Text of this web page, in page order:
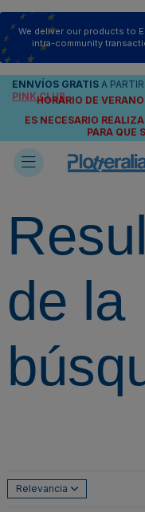
We deliver our products to
intra-community
ENNVÍOS GRATIS A
PINK CLUB
HORARIO DE
ES NECESARIO
PARA QUE
de la
Relevancia